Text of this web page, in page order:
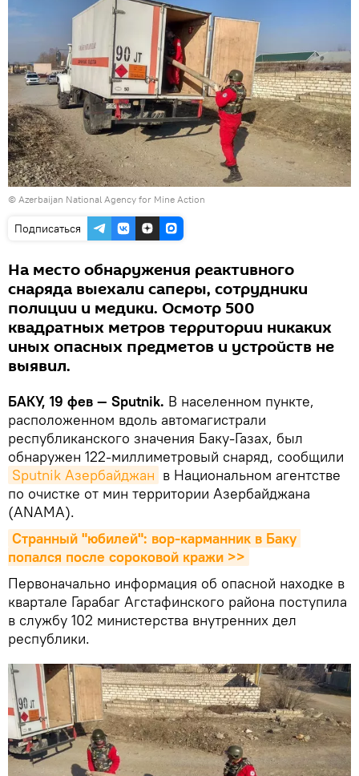
© Azerbaijan National Agency for Mine Action
Подписаться
На место обнаружения реактивного
снаряда выехали саперы, сотрудники
полиции и медики. Осмотр 500
квадратных метров территории никаких
иных опасных предметов и устройств не
выявил.
БАКУ, 19 фев — Sputnik. В населенном пункте,
расположенном вдоль автомагистрали
республиканского значения Баку-Газах, был
обнаружен 122-миллиметровый снаряд, сообщили
Sputnik Азербайджан в Национальном агентстве
по очистке от мин территории Азербайджана
(ANAMA).
Странный "юбилей": вор-карманник в Баку
попался после сороковой кражи >>
Первоначально информация об опасной находке в
квартале Гарабаг Агстафинского района поступила
в службу 102 министерства внутренних дел
республики.